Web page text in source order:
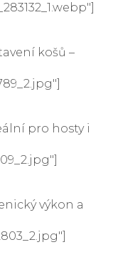
košů –
pro hosty i
výkon a